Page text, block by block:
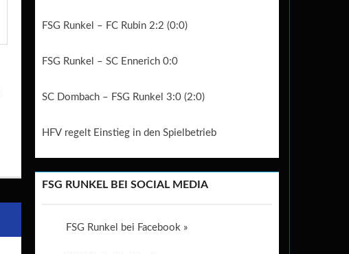
FSG Runkel – FC Rubin 2:2 (0:0)
FSG Runkel – SC Ennerich 0:0
SC Dombach – FSG Runkel 3:0 (2:0)
HFV regelt Einstieg in den Spielbetrieb
FSG RUNKEL BEI SOCIAL MEDIA
FSG Runkel bei Facebook »